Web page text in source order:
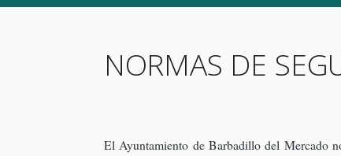
NORMAS DE
El Ayuntamiento de Barbadillo del Mercado